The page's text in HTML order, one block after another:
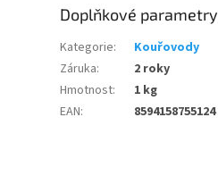
Doplňkové parametry
Kategorie:
Kouřovody
Záruka:
2 roky
Hmotnost:
1 kg
EAN: 8594158755124